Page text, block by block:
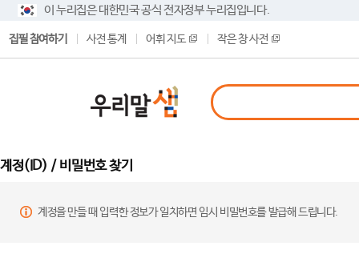
이 누리집은 대한민국 공식 전자정부 누리집입니다.
집필 참여하기 사전 통계 어휘 지도 작은 창 사전
계정(ID) / 비밀번호 찾기
계정을 만들 때 입력한 정보가 일치하면 임시 비밀번호를 발급해 드립니다.